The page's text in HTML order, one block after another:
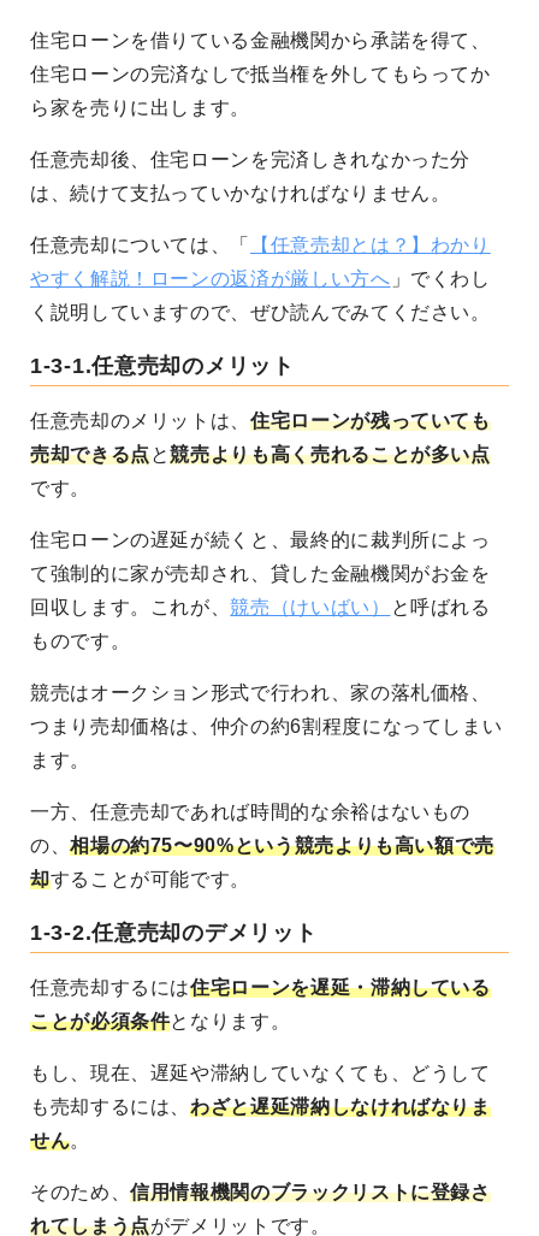
住宅ローンを借りている金融機関から承諾を得て、
住宅ローンの完済なしで抵当権を外してもらってか
ら家を売りに出します。
任意売却後、住宅ローンを完済しきれなかった分
は、続けて支払っていかなければなりません。
任意売却については、「
【任意売却とは？】わかり
やすく解説！ローンの返済が厳しい方へ 」でくわし
く説明していますので、ぜひ読んでみてください。
1-3-1.任意売却のメリット
任意売却のメリットは、住宅ローンが残っていても
売却できる点と競売よりも高く売れることが多い点
です。
住宅ローンの遅延が続くと、最終的に裁判所によっ
て強制的に家が売却され、貸した金融機関がお金を
回収します。これが、競売（けいばい）
と呼ばれる
ものです。
競売はオークション形式で行われ、家の落札価格、
つまり売却価格は、仲介の約6割程度になってしまい
ます。
一方、任意売却であれば時間的な余裕はないもの
の、相場の約75〜90%という競売よりも高い額で売
却することが可能です。
1-3-2.任意売却のデメリット
任意売却するには住宅ローンを遅延・滞納している
ことが必須条件となります。
もし、現在、遅延や滞納していなくても、どうして
も売却するには、わざと遅延滞納しなければなりま
せん。
そのため、信用情報機関のブラックリストに登録さ
れてしまう点がデメリットです。